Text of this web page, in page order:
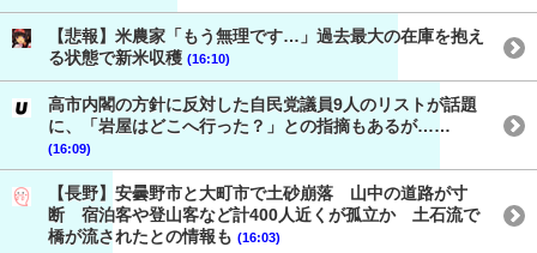
【悲報】米農家「もう無理です…」過去最大の在庫を抱え
る状態で新米収穫 (16:10)
高市内閣の方針に反対した自民党議員9人のリストが話題
に、「岩屋はどこへ行った？」との指摘もあるが……
(16:09)
【長野】安曇野市と大町市で土砂崩落 山中の道路が寸
断 宿泊客や登山客など計400人近くが孤立か 土石流で
橋が流されたとの情報も (16:03)